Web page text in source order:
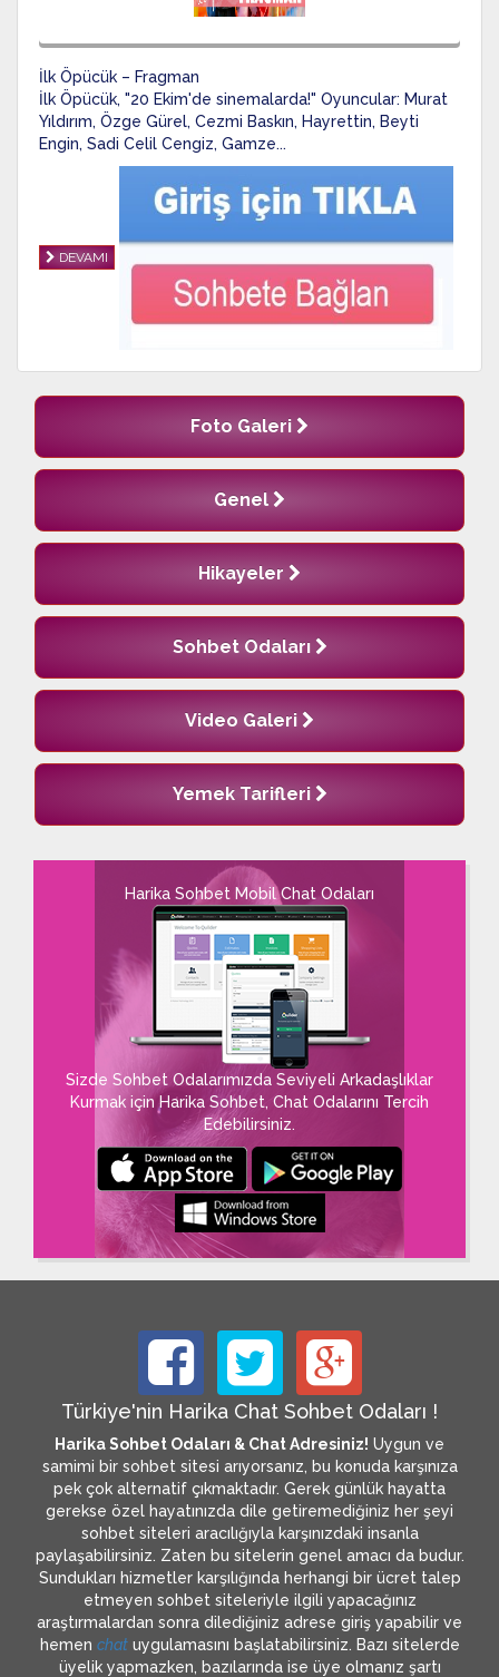
İlk Öpücük – Fragman
İlk Öpücük, "20 Ekim'de sinemalarda!" Oyuncular: Murat
Yıldırım, Özge Gürel, Cezmi Baskın, Hayrettin, Beyti
Engin, Sadi Celil Cengiz, Gamze...
DEVAMI
Foto Galeri
Genel
Hikayeler
Sohbet Odaları
Video Galeri
Yemek Tarifleri
Harika Sohbet Mobil Chat Odaları
Sizde Sohbet Odalarımızda Seviyeli Arkadaşlıklar
Kurmak için Harika Sohbet, Chat Odalarını Tercih
Edebilirsiniz.
Türkiye'nin Harika Chat Sohbet Odaları !
Harika Sohbet Odaları & Chat Adresiniz! Uygun ve
samimi bir sohbet sitesi arıyorsanız, bu konuda karşınıza
pek çok alternatif çıkmaktadır. Gerek günlük hayatta
gerekse özel hayatınızda dile getiremediğiniz her şeyi
sohbet siteleri aracılığıyla karşınızdaki insanla
paylaşabilirsiniz. Zaten bu sitelerin genel amacı da budur.
Sundukları hizmetler karşılığında herhangi bir ücret talep
etmeyen sohbet siteleriyle ilgili yapacağınız
araştırmalardan sonra dilediğiniz adrese giriş yapabilir ve
hemen chatuygulamasını başlatabilirsiniz. Bazı sitelerde
üyelik yapmazken, bazılarında ise üye olmanız şartı